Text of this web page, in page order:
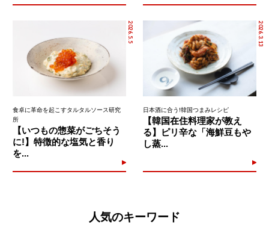
2026.5.5
食卓に革命を起こすタルタルソース研究
所
【いつもの惣菜がごちそう
に!】特徴的な塩気と香り
を...
2026.3.13
日本酒に合う!韓国つまみレシピ
【韓国在住料理家が教え
る】ピリ辛な「海鮮豆もや
し蒸...
人気のキーワード